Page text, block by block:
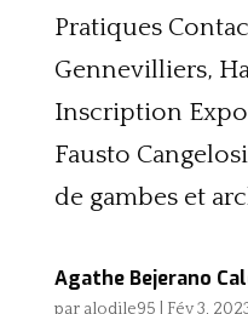
Pratiques
Gennevilliers,
Inscription
Fausto
de gambes et
Agathe Bejerano
par alodile95 Fév 3,